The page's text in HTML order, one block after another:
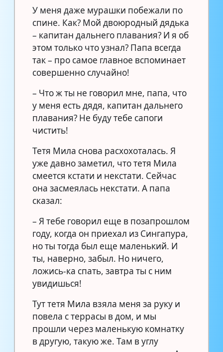
У меня даже мурашки побежали по
спине. Как? Мой двоюродный дядька
– капитан дальнего плавания? И я об
этом только что узнал? Папа всегда
так – про самое главное вспоминает
совершенно случайно!
– Что ж ты не говорил мне, папа, что
у меня есть дядя, капитан дальнего
плавания? Не буду тебе сапоги
чистить!
Тетя Мила снова расхохоталась. Я
уже давно заметил, что тетя Мила
смеется кстати и некстати. Сейчас
она засмеялась некстати. А папа
сказал:
– Я тебе говорил еще в позапрошлом
году, когда он приехал из Сингапура,
но ты тогда был еще маленький. И
ты, наверно, забыл. Но ничего,
ложись-ка спать, завтра ты с ним
увидишься!
Тут тетя Мила взяла меня за руку и
повела с террасы в дом, и мы
прошли через маленькую комнатку
в другую, такую же. Там в углу